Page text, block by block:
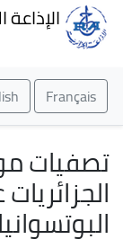
الإذاعة
Français